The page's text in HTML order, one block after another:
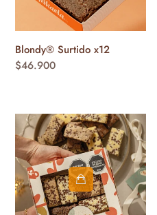
Blondy® Surtido x12
Precio
$46.900
Blondy®
12
Barritas